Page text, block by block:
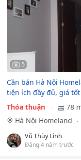
5
Cần bán Hà Nội
tiện ích đầy đủ, giá tốt
Thỏa thuận
78
Hà Nội Homeland
Vũ Thùy Linh
Đăng 4 năm trước